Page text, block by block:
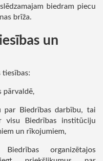
biedram piecu
brīža.
un
tiesības:
pārvaldē,
par Biedrības darbību, tai
visu Biedrības institūciju
un rīkojumiem,
organizētajos